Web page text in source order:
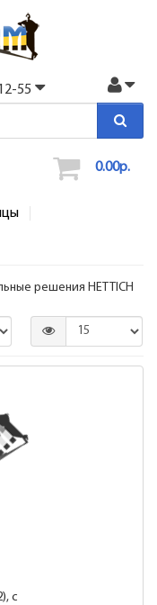
55
0.00р.
решения HETTICH
с